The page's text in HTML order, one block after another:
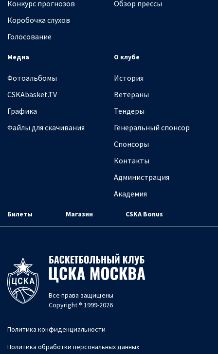
Конкурс прогнозов
Коробочка слухов
Голосование
Обзор прессы
Медиа
Фотоальбомы
CSKAbasket.TV
Графика
Файлы для скачивания
О клубе
История
Ветераны
Тендеры
Генеральный спонсор
Спонсоры
Контакты
Администрация
Академия
Билеты Магазин CSKA Bonus
Все права защищены
Copyright ® 1999-2026
Политика конфиденциальности
Политика обработки персональных данных